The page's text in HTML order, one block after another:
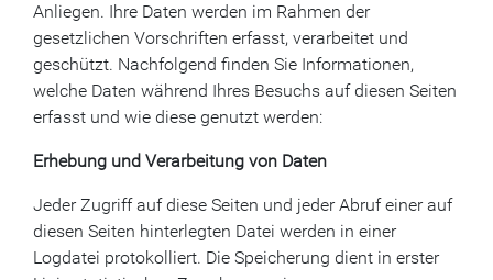
Anliegen. Ihre Daten werden im Rahmen der
gesetzlichen Vorschriften erfasst, verarbeitet und
geschützt. Nachfolgend finden Sie Informationen,
welche Daten während Ihres Besuchs auf diesen Seiten
erfasst und wie diese genutzt werden:
Erhebung und Verarbeitung von Daten
Jeder Zugriff auf diese Seiten und jeder Abruf einer auf
diesen Seiten hinterlegten Datei werden in einer
Logdatei protokolliert. Die Speicherung dient in erster